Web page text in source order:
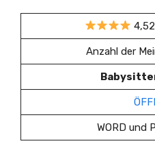
Anzahl der
WORD und